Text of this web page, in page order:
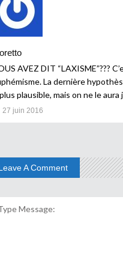
AVEZ DIT “LAXISME”???
La dernière
plausible, mais on ne le aura
27 juin 2016
A Comment